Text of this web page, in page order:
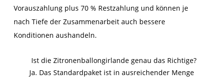
Vorauszahlung plus 70 % Restzahlung und können je
nach Tiefe der Zusammenarbeit auch bessere
Konditionen aushandeln.
Ist die Zitronenballongirlande genau das Richtige?
Ja. Das Standardpaket ist in ausreichender Menge